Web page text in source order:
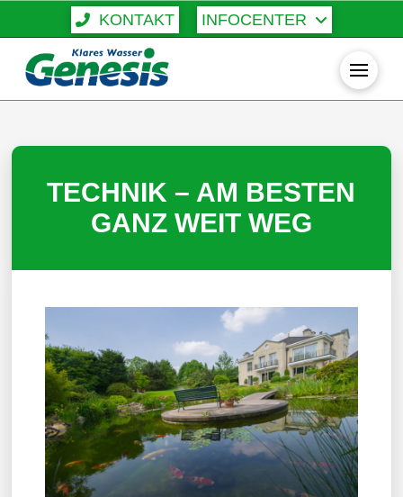
KONTAKT INFOCENTER
TECHNIK – AM BESTEN
GANZ WEIT WEG